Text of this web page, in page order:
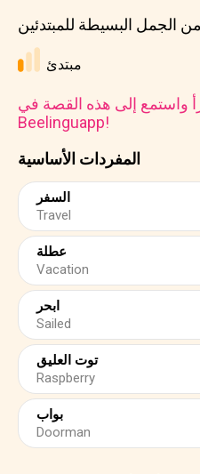
المفردات الأساسية
السفر
Travel
عطلة
Vacation
ابحر
Sailed
توت العليق
Raspberry
بواب
Doorman
الجمل البسيطة للمبتدئين
مبتدئ
واستمع إلى هذه القصة في
Beelinguapp!